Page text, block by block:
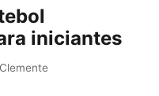
iniciantes